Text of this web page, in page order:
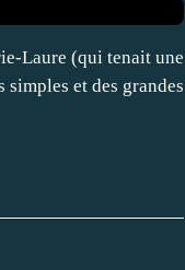
Laure (qui tenait une
et des grandes